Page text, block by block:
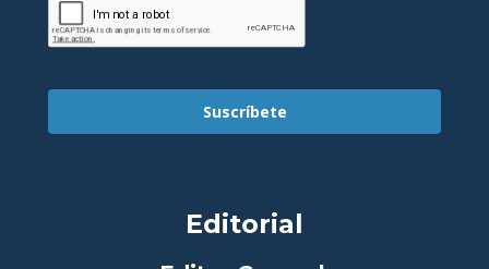
Suscríbete
Editorial